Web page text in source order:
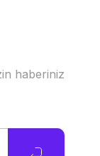
haberiniz